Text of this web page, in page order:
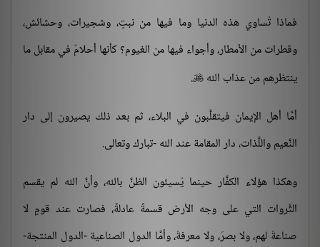
فماذا تُساوي هذه الدنيا وما فيها من نبتٍ، وشجيرات، وحشائش،
وقطرات من الأمطار، وأجواء فيها من الغيوم؟ كأنها أحلامٌ في مقابل ما
ينتظرهم من عذاب الله 
.
أمَّا أهل الإيمان فيتقلَّبون في البلاء، ثم بعد ذلك يصيرون إلى دار
النَّعيم واللَّذات، دار المقامة عند الله -تبارك وتعالى.
وهكذا هؤلاء الكفَّار حينما يُسيئون الظنَّ بالله، وأنَّ الله لم يقسم
الثَّروات التي على وجه الأرض قسمةً عادلةً، فصارت عند قومٍ لا
صناعةَ لهم، ولا بصرَ، ولا معرفةَ، وأمَّا الدول الصناعية -الدول المنتجة-